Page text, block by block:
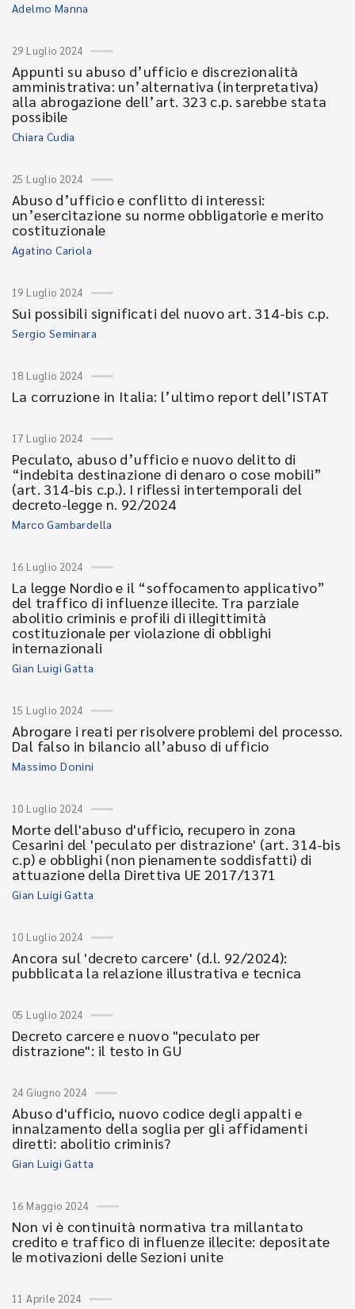
Adelmo Manna
29 Luglio 2024
Appunti su abuso d’ufficio e discrezionalità
amministrativa: un’alternativa (interpretativa)
alla abrogazione dell’art. 323 c.p. sarebbe stata
possibile
Chiara Cudia
25 Luglio 2024
Abuso d’ufficio e conflitto di interessi:
un’esercitazione su norme obbligatorie e merito
costituzionale
Agatino Cariola
19 Luglio 2024
Sui possibili significati del nuovo art. 314-bis c.p.
Sergio Seminara
18 Luglio 2024
La corruzione in Italia: l’ultimo report dell’ISTAT
17 Luglio 2024
Peculato, abuso d’ufficio e nuovo delitto di
“indebita destinazione di denaro o cose mobili”
(art. 314-bis c.p.). I riflessi intertemporali del
decreto-legge n. 92/2024
Marco Gambardella
16 Luglio 2024
La legge Nordio e il “soffocamento applicativo”
del traffico di influenze illecite. Tra parziale
abolitio criminis e profili di illegittimità
costituzionale per violazione di obblighi
internazionali
Gian Luigi Gatta
15 Luglio 2024
Abrogare i reati per risolvere problemi del processo.
Dal falso in bilancio all’abuso di ufficio
Massimo Donini
10 Luglio 2024
Morte dell'abuso d'ufficio, recupero in zona
Cesarini del 'peculato per distrazione' (art. 314-bis
c.p) e obblighi (non pienamente soddisfatti) di
attuazione della Direttiva UE 2017/1371
Gian Luigi Gatta
10 Luglio 2024
Ancora sul 'decreto carcere' (d.l. 92/2024):
pubblicata la relazione illustrativa e tecnica
05 Luglio 2024
Decreto carcere e nuovo "peculato per
distrazione": il testo in GU
24 Giugno 2024
Abuso d'ufficio, nuovo codice degli appalti e
innalzamento della soglia per gli affidamenti
diretti: abolitio criminis?
Gian Luigi Gatta
16 Maggio 2024
Non vi è continuità normativa tra millantato
credito e traffico di influenze illecite: depositate
le motivazioni delle Sezioni unite
11 Aprile 2024